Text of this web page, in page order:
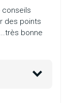
conseils
des points
bonne